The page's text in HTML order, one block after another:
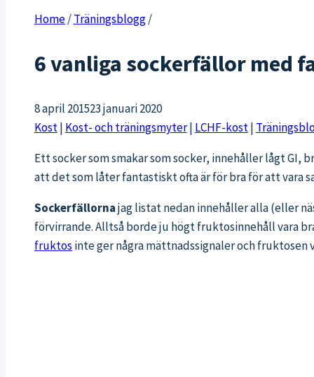
Home/Träningsblogg/
6 vanliga sockerfällor med
8 april 201523 januari 2020
Kost| Kost- och träningsmyter| LCHF-kost|
Ett socker som smakar som socker, innehåller lågt GI,
att det som låter fantastiskt ofta är för bra för att vara
Sockerfällornajag listat nedan innehåller alla (eller
förvirrande. Alltså borde ju högt fruktosinnehåll vara
fruktos inte ger några mättnadssignaler och